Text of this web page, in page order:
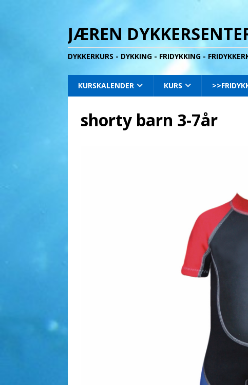
JÆREN
DYKKERKURS - DYKKING - FRIDYKKING -
KURSKALENDER KURS
shorty barn 3-7år